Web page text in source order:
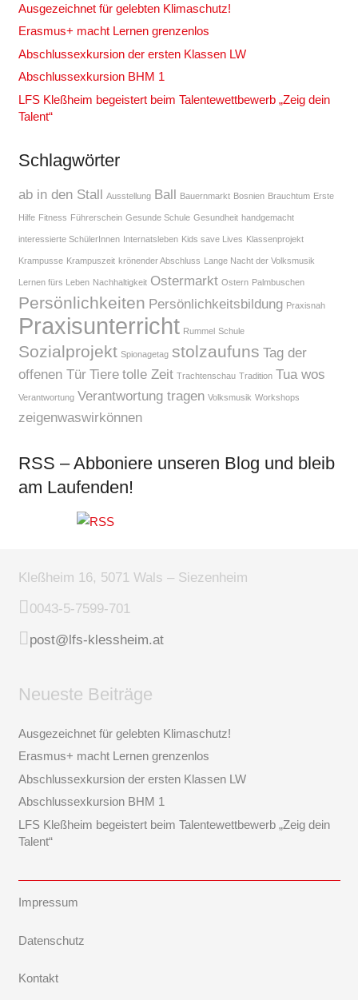
Ausgezeichnet für gelebten Klimaschutz!
Erasmus+ macht Lernen grenzenlos
Abschlussexkursion der ersten Klassen LW
Abschlussexkursion BHM 1
LFS Kleßheim begeistert beim Talentewettbewerb „Zeig dein
Talent“
Schlagwörter
ab in den Stall Ausstellung Ball Bauernmarkt Bosnien Brauchtum Erste
Hilfe Fitness Führerschein Gesunde Schule Gesundheit handgemacht
interessierte SchülerInnen Internatsleben Kids save Lives Klassenprojekt
Krampusse Krampuszeit krönender Abschluss Lange Nacht der Volksmusik
Lernen fürs Leben Nachhaltigkeit Ostermarkt Ostern Palmbuschen
Persönlichkeiten Persönlichkeitsbildung Praxisnah
Praxisunterricht Rummel Schule
Sozialprojekt Spionagetag stolzaufuns Tag der
offenen Tür Tiere tolle Zeit Trachtenschau Tradition Tua wos
Verantwortung Verantwortung tragen Volksmusik Workshops
zeigenwaswirkönnen
RSS – Abboniere unseren Blog und bleib
am Laufenden!
Kleßheim 16, 5071 Wals – Siezenheim
0043-5-7599-701
post@lfs-klessheim.at
Neueste Beiträge
Ausgezeichnet für gelebten Klimaschutz!
Erasmus+ macht Lernen grenzenlos
Abschlussexkursion der ersten Klassen LW
Abschlussexkursion BHM 1
LFS Kleßheim begeistert beim Talentewettbewerb „Zeig dein
Talent“
Impressum
Datenschutz
Kontakt